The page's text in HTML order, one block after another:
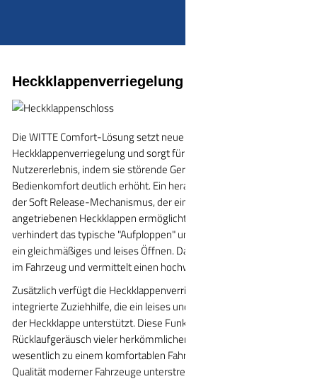
Heckklappenverriegelung
Die WITTE Comfort-Lösung setzt neue Maßstäbe in der
Heckklappenverriegelung und sorgt für ein angenehmes
Nutzererlebnis, indem sie störende Geräusche eliminiert und den
Bedienkomfort deutlich erhöht. Ein herausragendes Merkmal ist
der Soft Release-Mechanismus, der ein sanftes Öffnen bei allen
angetriebenen Heckklappen ermöglicht. Dieser Mechanismus
verhindert das typische "Aufploppen" und sorgt stattdessen für
ein gleichmäßiges und leises Öffnen. Das verbessert die Akustik
im Fahrzeug und vermittelt einen hochwertigeren Eindruck.
Zusätzlich verfügt die Heckklappenverrieglung über eine
integrierte Zuziehhilfe, die ein leises und reibungsloses Schließen
der Heckklappe unterstützt. Diese Funktion beseitigt das übliche
Rücklaufgeräusch vieler herkömmlicher Systeme und trägt
wesentlich zu einem komfortablen Fahrerlebnis bei, was die
Qualität moderner Fahrzeuge unterstreicht.